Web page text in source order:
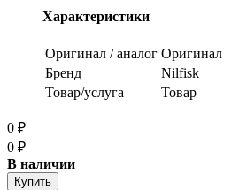
Характеристики
Оригинал / аналог Оригинал
Бренд
Nilfisk
Товар/услуга
Товар
0 ₽
0 ₽
В наличии